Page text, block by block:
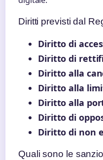
Diritti previsti dal
Diritto di
Diritto di
Diritto alla
Diritto alla
Diritto alla
Diritto di
Diritto di non
Quali sono le